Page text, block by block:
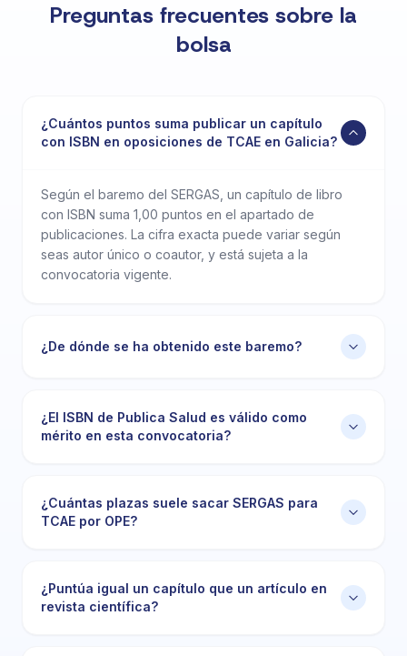
Preguntas frecuentes sobre la
bolsa
¿Cuántos puntos suma publicar un capítulo
con ISBN en oposiciones de TCAE en Galicia?
Según el baremo del SERGAS, un capítulo de libro
con ISBN suma 1,00 puntos en el apartado de
publicaciones. La cifra exacta puede variar según
seas autor único o coautor, y está sujeta a la
convocatoria vigente.
¿De dónde se ha obtenido este baremo?
¿El ISBN de Publica Salud es válido como
mérito en esta convocatoria?
¿Cuántas plazas suele sacar SERGAS para
TCAE por OPE?
¿Puntúa igual un capítulo que un artículo en
revista científica?